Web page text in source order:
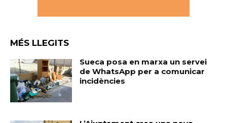
MÉS LLEGITS
Sueca posa en marxa un servei
de WhatsApp per a comunicar
incidències